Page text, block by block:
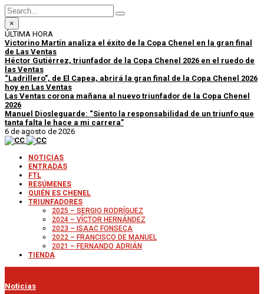
×
ÚLTIMA HORA
Victorino Martín analiza el éxito de la Copa Chenel en la gran final
de Las Ventas
Héctor Gutiérrez, triunfador de la Copa Chenel 2026 en el ruedo de
las Ventas
“Ladrillero”, de El Capea, abrirá la gran final de la Copa Chenel 2026
hoy en Las Ventas
Las Ventas corona mañana al nuevo triunfador de la Copa Chenel
2026
Manuel Diosleguarde: “Siento la responsabilidad de un triunfo que
tanta falta le hace a mi carrera”
6 de agosto de 2026
NOTICIAS
ENTRADAS
FTL
RESÚMENES
QUIÉN ES CHENEL
TRIUNFADORES
2025 – SERGIO RODRÍGUEZ
2024 – VÍCTOR HERNÁNDEZ
2023 – ISAAC FONSECA
2022 – FRANCISCO DE MANUEL
2021 – FERNANDO ADRIÁN
TIENDA
Noticias